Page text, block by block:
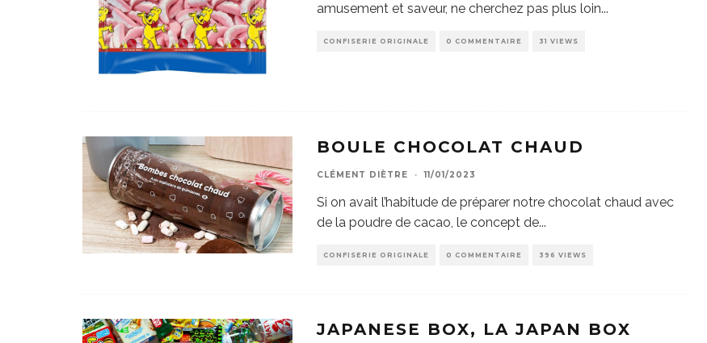
amusement et saveur, ne cherchez pas plus loin...
CONFISERIE ORIGINALE 0 COMMENTAIRE 31 VIEWS
BOULE CHOCOLAT CHAUD
CLÉMENT DIÈTRE · 11/01/2023
Si on avait l’habitude de préparer notre chocolat chaud avec
de la poudre de cacao, le concept de...
CONFISERIE ORIGINALE 0 COMMENTAIRE 396 VIEWS
JAPANESE BOX, LA JAPAN BOX